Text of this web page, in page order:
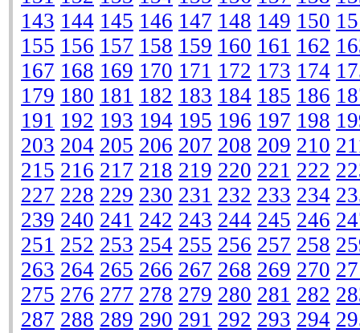
143 144 145 146 147 148 149 150
155 156 157 158 159 160 161 162
167 168 169 170 171 172 173 174
179 180 181 182 183 184 185 186
191 192 193 194 195 196 197 198
203 204 205 206 207 208 209 210
215 216 217 218 219 220 221 222
227 228 229 230 231 232 233 234
239 240 241 242 243 244 245 246
251 252 253 254 255 256 257 258
263 264 265 266 267 268 269 270
275 276 277 278 279 280 281 282
287 288 289 290 291 292 293 294